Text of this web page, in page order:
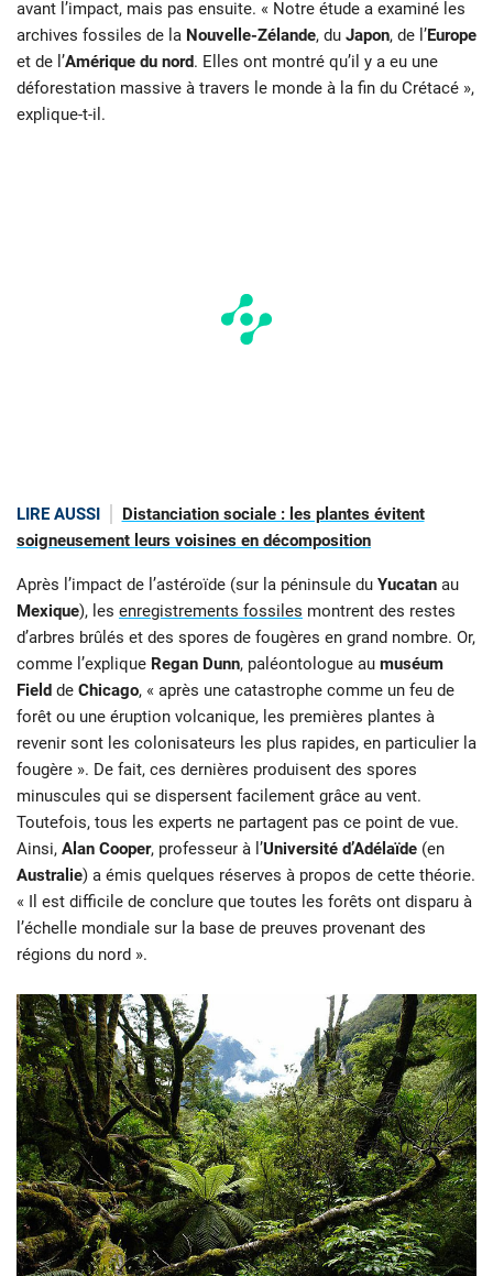
avant l’impact, mais pas ensuite. « Notre étude a examiné les
archives fossiles de la Nouvelle-Zélande, du Japon, de l’Europe
et de l’Amérique du nord. Elles ont montré qu’il y a eu une
déforestation massive à travers le monde à la fin du Crétacé »,
explique-t-il.
LIRE AUSSI
Distanciation sociale : les plantes évitent
soigneusement leurs voisines en décomposition
Après l’impact de l’astéroïde (sur la péninsule du Yucatan au
Mexique), les enregistrements fossiles montrent des restes
d’arbres brûlés et des spores de fougères en grand nombre. Or,
comme l’explique Regan Dunn, paléontologue au muséum
Field de Chicago, « après une catastrophe comme un feu de
forêt ou une éruption volcanique, les premières plantes à
revenir sont les colonisateurs les plus rapides, en particulier la
fougère ». De fait, ces dernières produisent des spores
minuscules qui se dispersent facilement grâce au vent.
Toutefois, tous les experts ne partagent pas ce point de vue.
Ainsi, Alan Cooper, professeur à l’Université d’Adélaïde (en
Australie) a émis quelques réserves à propos de cette théorie.
« Il est difficile de conclure que toutes les forêts ont disparu à
l’échelle mondiale sur la base de preuves provenant des
régions du nord ».